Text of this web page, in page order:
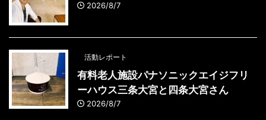
2026/8/7
活動レポート
有料老人施設パナソニックエイジフリ
ーハウス三条大宮と四条大宮さん
2026/8/7